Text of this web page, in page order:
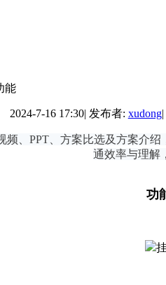
能
2024-7-16 17:30| 发布者: xudong|
频、PPT、方案比选及方案介
通效率与理解
功